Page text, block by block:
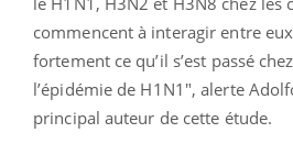
commencent à interagir entre
fortement ce qu’il s’est passé
l’épidémie de H1N1", alerte
principal auteur de cette étude.